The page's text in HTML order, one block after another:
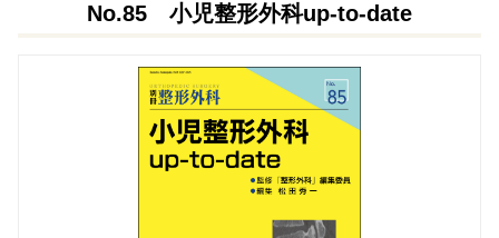
No.85 小児整形外科up-to-date